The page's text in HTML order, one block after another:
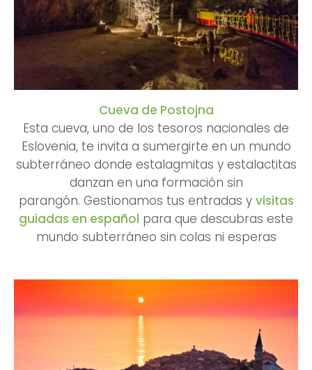
Cueva de Postojna
Esta cueva, uno de los tesoros nacionales de
Eslovenia, te invita a sumergirte en un mundo
subterráneo donde estalagmitas y estalactitas
danzan en una formación sin
parangón. Gestionamos tus entradas y visitas
guiadas en español para que descubras este
mundo subterráneo sin colas ni esperas